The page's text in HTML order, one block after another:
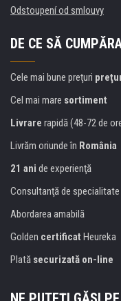
Odstoupení od smlouvy
DE CE SĂ
Cele mai bune preţuri
Cel mai mare sortiment
Livrare rapidă (48-72 de
Livrăm oriunde în România
21 ani de experienţă
Consultanţă de specialitate
Abordarea amabilă
Golden certificat Heureka
Plată securizată on-line